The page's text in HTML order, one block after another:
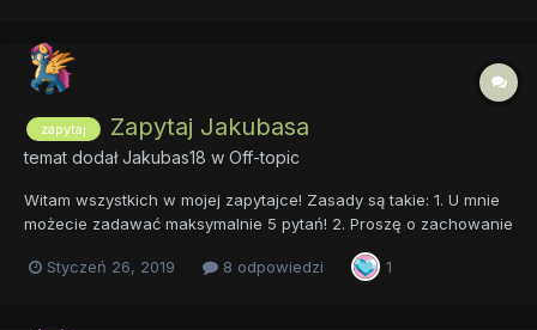
zapytaj Zapytaj Jakubasa
temat dodałJakubas18 w Off-topic
Witam wszystkich w mojej zapytajce! Zasady są takie: 1. U mnie
możecie zadawać maksymalnie 5 pytań! 2. Proszę o zachowanie
itp. Życzę wam miłego dnia i powodzenia w zadawaniu pytań do
Styczeń 26, 2019 8 odpowiedzi 1